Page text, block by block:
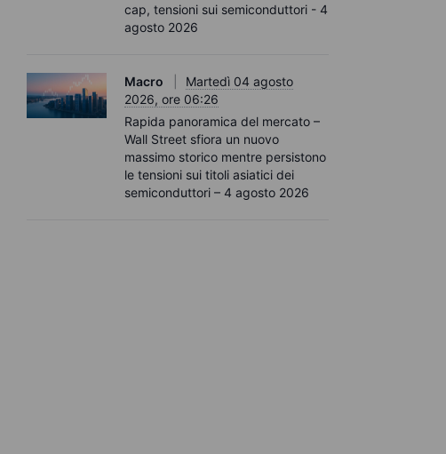
cap, tensioni sui semiconduttori - 4
agosto 2026
Macro
Martedì 04 agosto
2026, ore 06:26
Rapida panoramica del mercato –
Wall Street sfiora un nuovo
massimo storico mentre persistono
le tensioni sui titoli asiatici dei
semiconduttori – 4 agosto 2026